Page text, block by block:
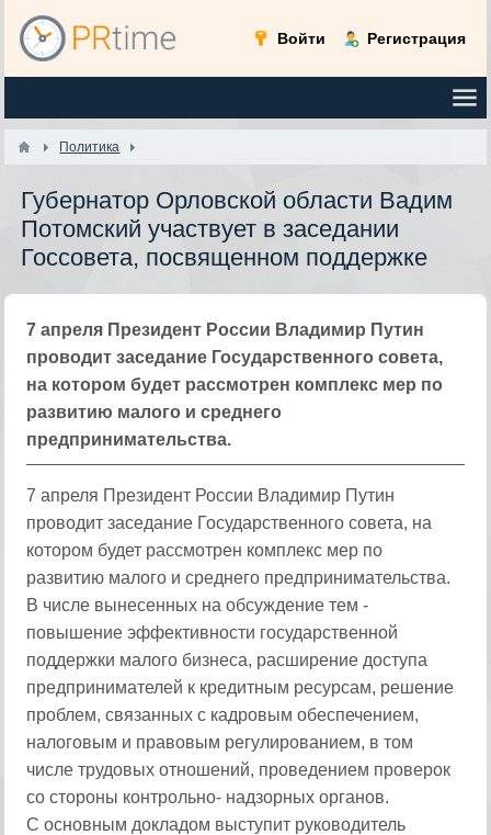
Войти Регистрация
Политика
Губернатор Орловской области Вадим
Потомский участвует в заседании
Госсовета, посвященном поддержке
7 апреля Президент России Владимир Путин
проводит заседание Государственного совета,
на котором будет рассмотрен комплекс мер по
развитию малого и среднего
предпринимательства.
7 апреля Президент России Владимир Путин
проводит заседание Государственного совета, на
котором будет рассмотрен комплекс мер по
развитию малого и среднего предпринимательства.
В числе вынесенных на обсуждение тем -
повышение эффективности государственной
поддержки малого бизнеса, расширение доступа
предпринимателей к кредитным ресурсам, решение
проблем, связанных с кадровым обеспечением,
налоговым и правовым регулированием, в том
числе трудовых отношений, проведением проверок
со стороны контрольно- надзорных органов.
С основным докладом выступит руководитель